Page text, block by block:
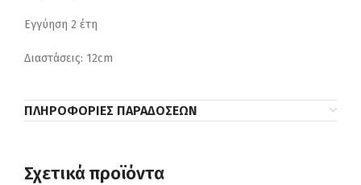
Εγγύηση 2 έτη
Διαστάσεις: 12cm
ΠΛΗΡΟΦΟΡΊΕΣ ΠΑΡΑΔΌΣΕΩΝ
Σχετικά προϊόντα